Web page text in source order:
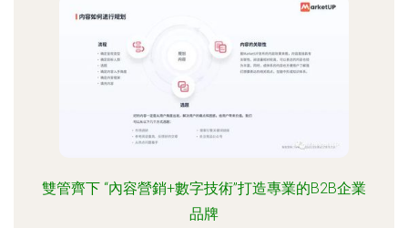
雙管齊下 “內容營銷+數字技術”打造專業的B2B企業
品牌